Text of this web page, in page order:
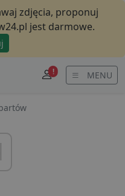
zdjęcia, proponuj
jest darmowe.
! MENU